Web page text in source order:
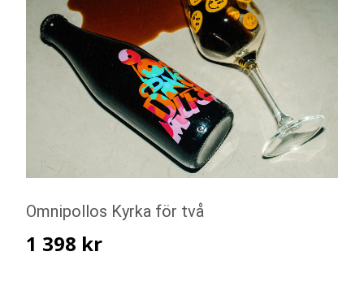
Omnipollos Kyrka för två
1 398 kr